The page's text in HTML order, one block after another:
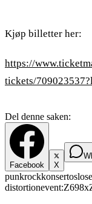
Kjøp billetter her:
https://
tickets/
Del denne saken:
Facebook X
punkrockkonsertoslo
distortion